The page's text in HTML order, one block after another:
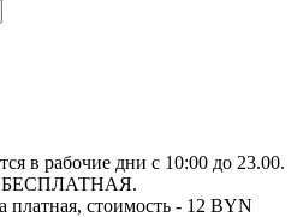
в рабочие дни с 10:00 до 23.00.
БЕСПЛАТНАЯ.
платная, стоимость - 12 BYN